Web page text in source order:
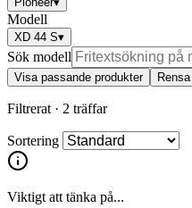
Modell
XD 44 S▾
Sök modell
Visa passande produkter Rensa
Filtrerat · 2 träffar
Sortering
Viktigt att tänka på...